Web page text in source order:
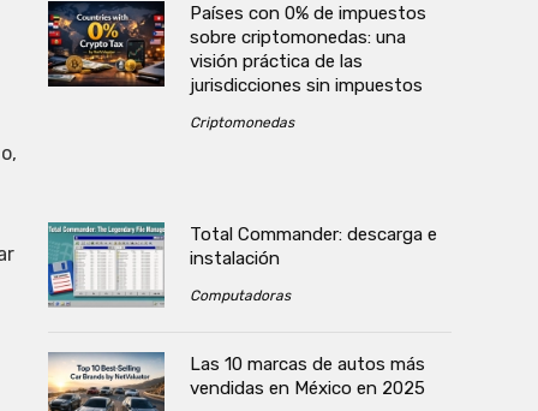
Países con 0% de impuestos
sobre criptomonedas: una
visión práctica de las
jurisdicciones sin impuestos
Criptomonedas
Total Commander: descarga e
instalación
Computadoras
Las 10 marcas de autos más
vendidas en México en 2025